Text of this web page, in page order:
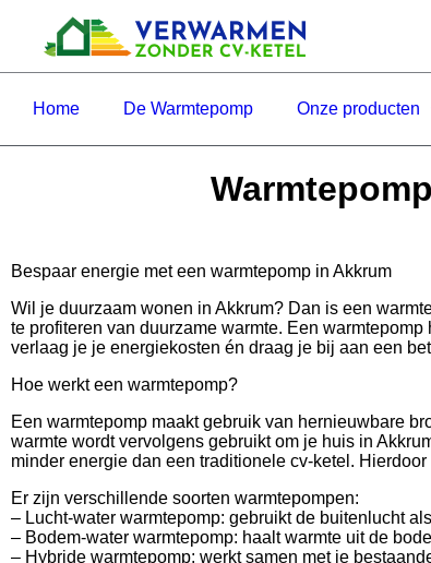
Home De Warmtepomp Onze producten
Bespaar energie met een warmtepomp in Akkrum
Wil je duurzaam wonen in Akkrum? Dan is een
te profiteren van duurzame warmte. Een
verlaag je je energiekosten én draag je bij aan een
Hoe werkt een warmtepomp?
Een warmtepomp maakt gebruik van hernieuwbare
warmte wordt vervolgens gebruikt om je huis in
minder energie dan een traditionele cv-ketel.
Er zijn verschillende soorten warmtepompen:
– Lucht-water warmtepomp: gebruikt de buitenlucht
– Bodem-water warmtepomp: haalt warmte uit de
– Hybride warmtepomp: werkt samen met je